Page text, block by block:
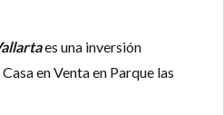
es una inversión
en Venta en Parque las